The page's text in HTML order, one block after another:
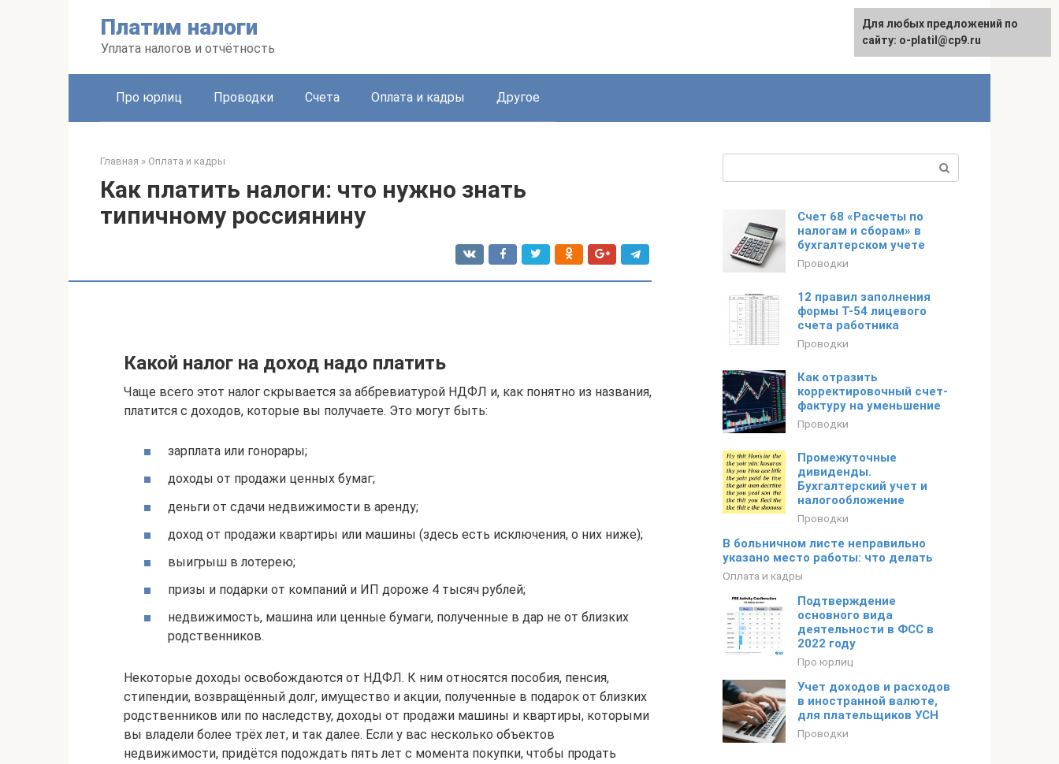
Платим налоги
Уплата налогов и отчётность
Про юрлиц Проводки Счета Оплата и кадры Другое
Главная » Оплата и кадры
Как платить налоги: что нужно знать
типичному россиянину
Какой налог на доход надо платить
Чаще всего этот налог скрывается за аббревиатурой НДФЛ и, как понятно из названия,
платится с доходов, которые вы получаете. Это могут быть:
зарплата или гонорары;
доходы от продажи ценных бумаг;
деньги от сдачи недвижимости в аренду;
доход от продажи квартиры или машины (здесь есть исключения, о них ниже);
выигрыш в лотерею;
призы и подарки от компаний и ИП дороже 4 тысяч рублей;
недвижимость, машина или ценные бумаги, полученные в дар не от близких
родственников.
Некоторые доходы освобождаются от НДФЛ. К ним относятся пособия, пенсия,
стипендии, возвращённый долг, имущество и акции, полученные в подарок от близких
родственников или по наследству, доходы от продажи машины и квартиры, которыми
вы владели более трёх лет, и так далее. Если у вас несколько объектов
недвижимости, придётся подождать пять лет с момента покупки, чтобы продать
Счет 68 «Расчеты по
налогам и сборам» в
бухгалтерском учете
Проводки
12 правил заполнения
формы Т-54 лицевого
счета работника
Проводки
Как отразить
корректировочный счет-
фактуру на уменьшение
Проводки
Промежуточные
дивиденды.
Бухгалтерский учет и
налогообложение
Проводки
В больничном листе неправильно
указано место работы: что делать
Оплата и кадры
Подтверждение
основного вида
деятельности в ФСС в
2022 году
Про юрлиц
Учет доходов и расходов
в иностранной валюте,
для плательщиков УСН
Проводки
Для любых предложений по
сайту: o-platil@cp9.ru